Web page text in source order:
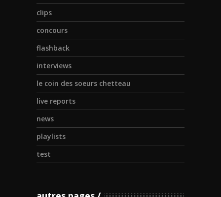
clips
concours
flashback
interviews
le coin des soeurs chetteau
live reports
news
playlists
test